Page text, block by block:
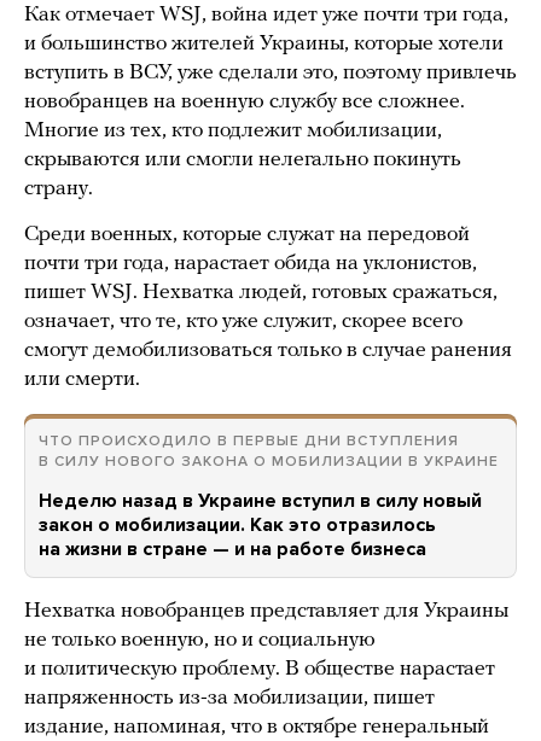
Как отмечает WSJ, война идет уже почти три года,
и большинство жителей Украины, которые хотели
вступить в ВСУ, уже сделали это, поэтому привлечь
новобранцев на военную службу все сложнее.
Многие из тех, кто подлежит мобилизации,
скрываются или смогли нелегально покинуть
страну.
Среди военных, которые служат на передовой
почти три года, нарастает обида на уклонистов,
пишет WSJ. Нехватка людей, готовых сражаться,
означает, что те, кто уже служит, скорее всего
смогут демобилизоваться только в случае ранения
или смерти.
ЧТО ПРОИСХОДИЛО В ПЕРВЫЕ ДНИ ВСТУПЛЕНИЯ
В СИЛУ НОВОГО ЗАКОНА О МОБИЛИЗАЦИИ В УКРАИНЕ
Неделю назад в Украине вступил в силу новый
закон о мобилизации. Как это отразилось
на жизни в стране — и на работе бизнеса
Нехватка новобранцев представляет для Украины
не только военную, но и социальную
и политическую проблему. В обществе нарастает
напряженность из-за мобилизации, пишет
издание, напоминая, что в октябре генеральный